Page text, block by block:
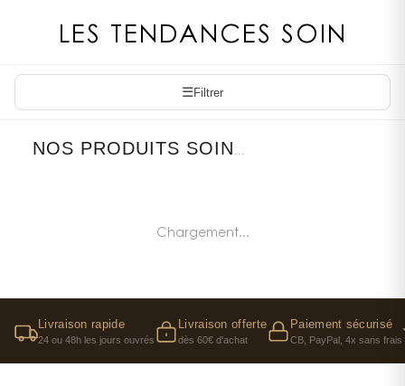
LES TENDANCES SOIN
☰Filtrer
NOS PRODUITS SOIN ...
Chargement...
Livraison rapide
24 ou 48h les jours ouvrés
Livraison offerte
dès 60€ d'achat
Paiement sécurisé
CB, PayPal, 4x sans frais